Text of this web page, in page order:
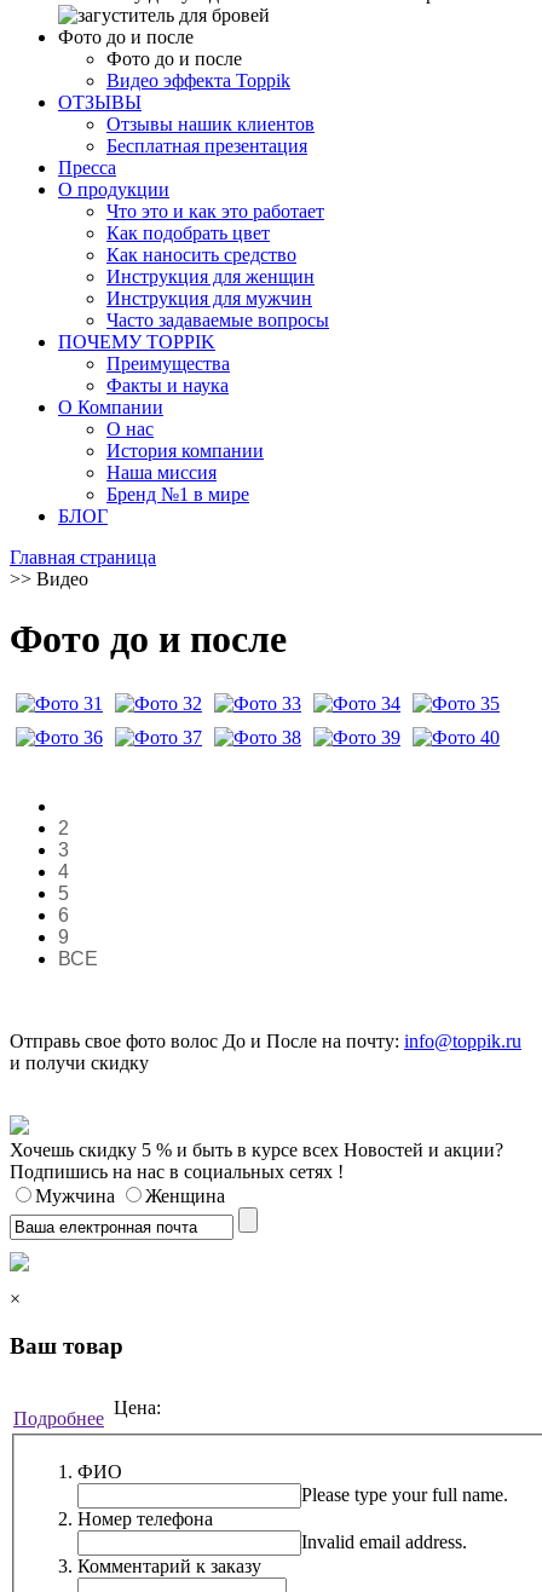
Фото до и после
Фото до и после
Видео эффекта Toppik
ОТЗЫВЫ
Отзывы нашик клиентов
Бесплатная презентация
Пресса
О продукции
Что это и как это работает
Как подобрать цвет
Как наносить средство
Инструкция для женщин
Инструкция для мужчин
Часто задаваемые вопросы
ПОЧЕМУ TOPPIK
Преимущества
Факты и наука
О Компании
О нас
История компании
Наша миссия
Бренд №1 в мире
БЛОГ
Главная страница
>> Видео
Фото до и после
2
3
4
5
6
9
ВСЕ
Отправь свое фото волос До и После на почту: info@toppik.ru
и получи скидку
Хочешь скидку 5 % и быть в курсе всех Новостей и акции?
Подпишись на нас в социальных сетях !
Мужчина
Женщина
×
Ваш товар
Подробнее
Цена:
ФИО
Please type your full name.
Номер телефона
Invalid email address.
Комментарий к заказу